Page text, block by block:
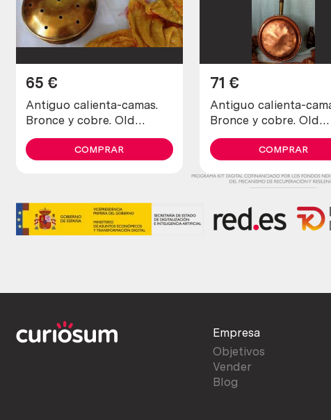
Antiguo calienta-camas.
Bronce y cobre. Old
warming pans. Brass and
copper
65 €
COMPRAR
Antiguo calienta-
Bronce y cobre. Old
warming pans. Brass
copper
71 €
COMPRAR
Empresa
Objetivos
Vender
Blog